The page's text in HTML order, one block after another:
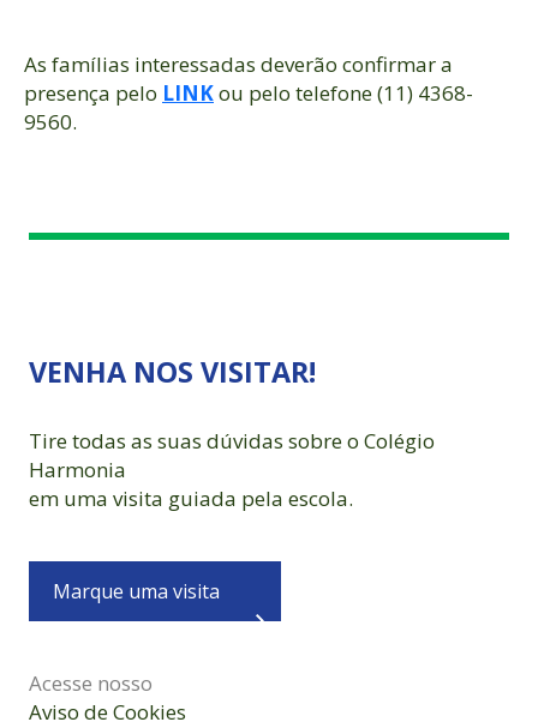
As famílias interessadas deverão confirmar a
presença pelo LINKou pelo telefone (11) 4368-
9560.
VENHA NOS VISITAR!
Tire todas as suas dúvidas sobre o Colégio
Harmonia
em uma visita guiada pela escola.
Marque uma visita
Acesse nosso
Aviso de Cookies